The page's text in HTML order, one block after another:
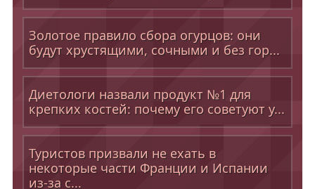
Золотое правило сбора огурцов: они
будут хрустящими, сочными и без гор...
Диетологи назвали продукт №1 для
крепких костей: почему его советуют у...
Туристов призвали не ехать в
некоторые части Франции и Испании
из-за с...